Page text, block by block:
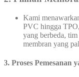
Kami
PVC hingga
yang berbeda,
membran yang
3. Proses Pemesanan